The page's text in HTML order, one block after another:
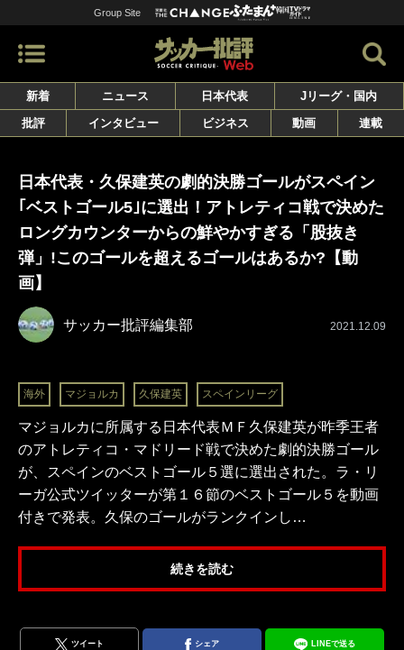
Group Site
新着 ニュース 日本代表
Jリーグ・国内
批評
インタビュー ビジネス 動画 連載
日本代表・久保建英の劇的決勝ゴールがスペイン
｢ベストゴール5｣に選出！アトレティコ戦で決めた
ロングカウンターからの鮮やかすぎる「股抜き
弾」!このゴールを超えるゴールはあるか?【動
画】
サッカー批評編集部 2021.12.09
海外 マジョルカ 久保建英 スペインリーグ
マジョルカに所属する日本代表ＭＦ久保建英が昨季王者
のアトレティコ・マドリード戦で決めた劇的決勝ゴール
が、スペインのベストゴール５選に選出された。ラ・リ
ーガ公式ツイッターが第１６節のベストゴール５を動画
付きで発表。久保のゴールがランクインし…
続きを読む
ツイート シェア LINEで送る